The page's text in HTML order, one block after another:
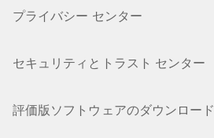
プライバシー センター
セキュリティとトラスト センター
評価版ソフトウェアのダウンロード